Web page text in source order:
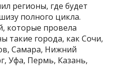
регионы, где будет
полного цикла.
которые провела
такие города, как Сочи,
Самара, Нижний
Уфа, Пермь, Казань,